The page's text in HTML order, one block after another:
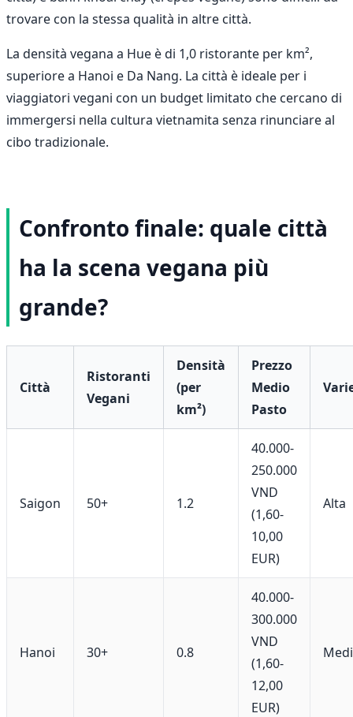
trovare con la stessa qualità in altre città.
La densità vegana a Hue è di 1,0 ristorante per km²,
superiore a Hanoi e Da Nang. La città è ideale per i
viaggiatori vegani con un budget limitato che cercano di
immergersi nella cultura vietnamita senza rinunciare al
cibo tradizionale.
Confronto finale: quale città
ha la scena vegana più
grande?
Città
Ristoranti
Vegani
Densità
(per
km²)
Prezzo
Medio
Pasto
Saigon 50+ 1.2
40.000-
250.000
VND
(1,60-
10,00
EUR)
Alta
Hanoi 30+ 0.8
40.000-
300.000
VND
(1,60-
12,00
EUR)